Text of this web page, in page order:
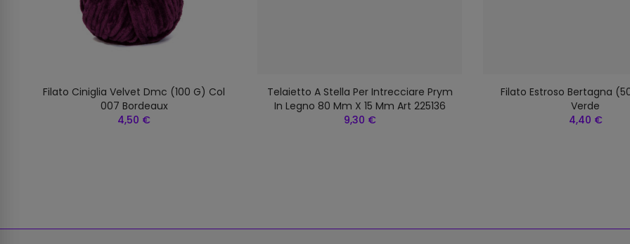
Filato Ciniglia Velvet Dmc (100 G) Col
007 Bordeaux
4,50 €
Telaietto A Stella Per Intrecciare Prym
In Legno 80 Mm X 15 Mm Art 225136
9,30 €
Filato Estroso Bertagna
Verde
4,40 €